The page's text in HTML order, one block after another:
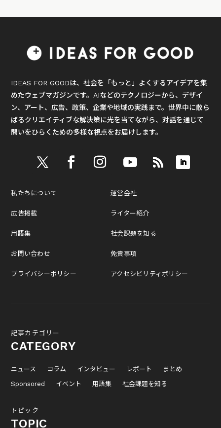
IDEAS FOR GOODは、社会を「もっと」よくするアイデアを集
めたウェブマガジンです。AIなどのテクノロジーから、デザイ
ン、アート、広告、政策、企業や地域の実践まで。世界中に散ら
ばるクリエイティブな解決策に光を当てながら、対話を通じて
問いをひらくための多様な視点をお届けします。
私たちについて
広告掲載
用語集
お問い合わせ
プライバシーポリシー
運営会社
ライター紹介
社会課題を知る
免責事項
アクセシビリティポリシー
記事カテゴリー
CATEGORY
ニュース コラム インタビュー レポート
まとめ
Sponsored
イベント 用語集 社会課題を知る
トピック
TOPIC